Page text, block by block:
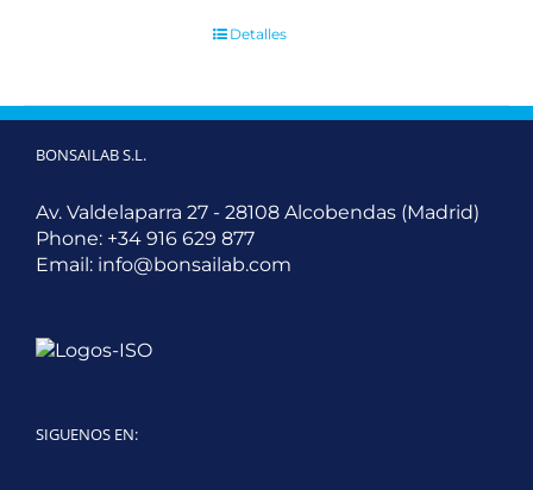
Detalles
BONSAILAB S.L.
Av. Valdelaparra 27 - 28108 Alcobendas (Madrid)
Phone: +34 916 629 877
Email: info@bonsailab.com
SIGUENOS EN: